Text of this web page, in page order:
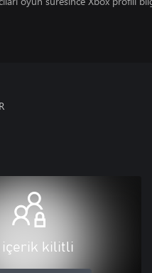
içerik kilitli